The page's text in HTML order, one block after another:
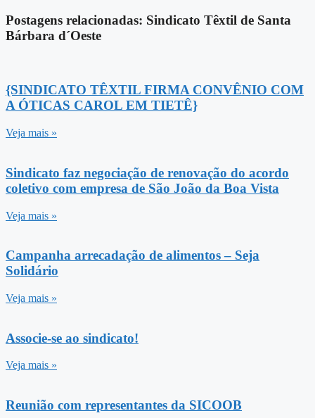
Postagens relacionadas: Sindicato Têxtil de Santa
Bárbara d´Oeste
{SINDICATO TÊXTIL FIRMA CONVÊNIO COM
A ÓTICAS CAROL EM TIETÊ}
Veja mais »
Sindicato faz negociação de renovação do acordo
coletivo com empresa de São João da Boa Vista
Veja mais »
Campanha arrecadação de alimentos – Seja
Solidário
Veja mais »
Associe-se ao sindicato!
Veja mais »
Reunião com representantes da SICOOB